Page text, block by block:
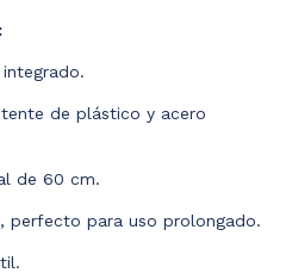
de plástico y acero
de 60 cm.
perfecto para uso prolongado.